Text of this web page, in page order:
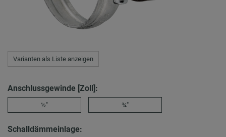
Varianten als Liste anzeigen
Anschlussgewinde [Zoll]:
½" ¾"
Schalldämmeinlage: